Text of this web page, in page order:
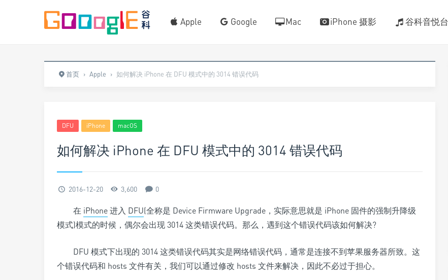
Apple Google Mac iPhone 摄影 谷科音悦台
首页 › Apple › 如何解决 iPhone 在 DFU 模式中的 3014 错误代码
DFU iPhone macOS
如何解决 iPhone 在 DFU 模式中的 3014 错误代码
2016-12-20 3,600 0
在 iPhone 进入 DFU(全称是 Device Firmware Upgrade，实际意思就是 iPhone 固件的强制升降级
模式)模式的时候，偶尔会出现 3014 这类错误代码。那么，遇到这个错误代码该如何解决?
DFU 模式下出现的 3014 这类错误代码其实是网络错误代码，通常是连接不到苹果服务器所致。这
个错误代码和 hosts 文件有关，我们可以通过修改 hosts 文件来解决，因此不必过于担心。